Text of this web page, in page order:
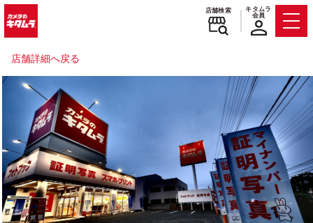
店舗検索
キタムラ
会員
店舗詳細へ戻る